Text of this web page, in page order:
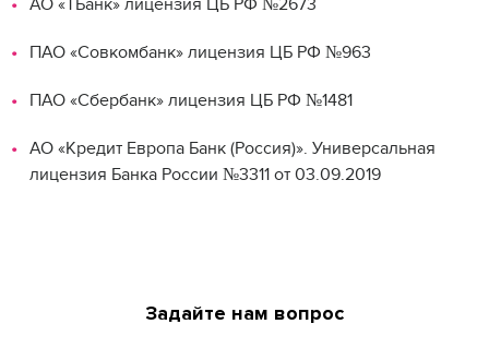
ПАО «Совкомбанк» лицензия ЦБ РФ №963
ПАО «Сбербанк» лицензия ЦБ РФ №1481
АО «Кредит Европа Банк (Россия)». Универсальная
лицензия Банка России №3311 от 03.09.2019
Задайте нам вопрос